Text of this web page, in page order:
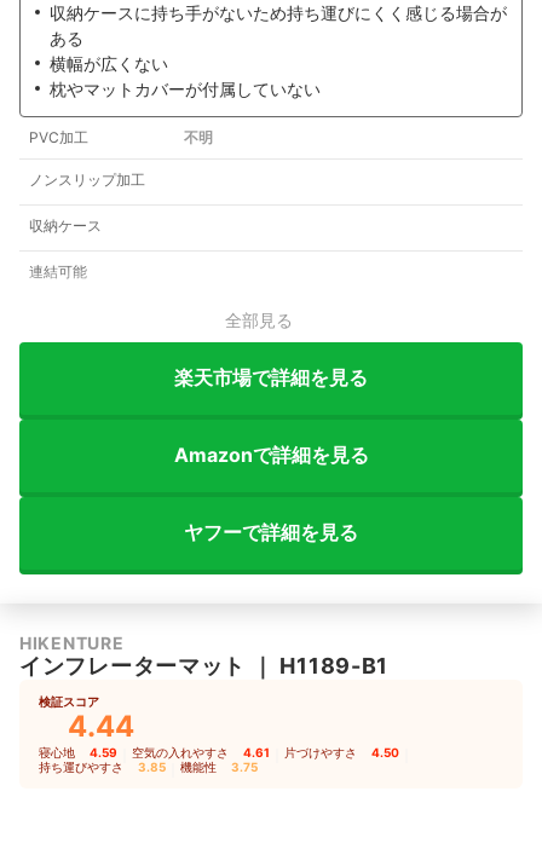
収納ケースに持ち手がないため持ち運びにくく感じる場合が
ある
横幅が広くない
枕やマットカバーが付属していない
PVC加工 不明
ノンスリップ加工
収納ケース
連結可能
全部見る
楽天市場で詳細を見る
Amazonで詳細を見る
ヤフーで詳細を見る
HIKENTURE
インフレーターマット ｜ H1189-B1
検証スコア
4.44
寝心地 4.59 空気の入れやすさ 4.61 片づけやすさ 4.50
持ち運びやすさ 3.85 機能性 3.75